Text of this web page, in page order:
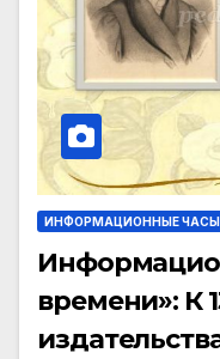
ИНФОРМАЦИОННЫЕ ЧАСЫ
времени»: К